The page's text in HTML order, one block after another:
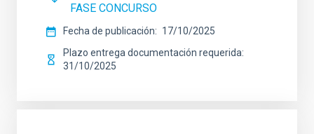
FASE CONCURSO
Fecha de publicación
17/10/2025
Plazo entrega documentación requerida
31/10/2025